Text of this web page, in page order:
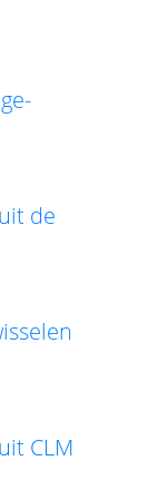
de
CLM